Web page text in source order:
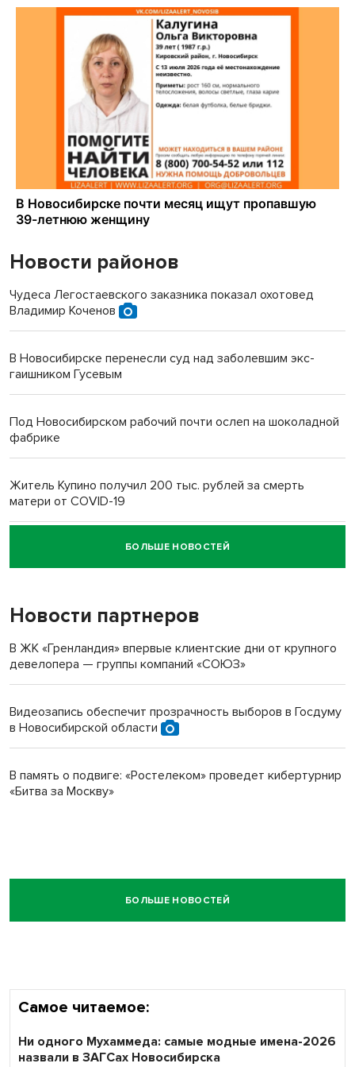
Новости районов
Чудеса Легостаевского заказника показал охотовед
Владимир Коченов
В Новосибирске перенесли суд над заболевшим экс-
гаишником Гусевым
Под Новосибирском рабочий почти ослеп на шоколадной
фабрике
Житель Купино получил 200 тыс. рублей за смерть
матери от COVID-19
Новосибирский суд наказал водителя за смерть
пенсионерки на вокзале
БОЛЬШЕ НОВОСТЕЙ
Новости партнеров
В ЖК «Гренландия» впервые клиентские дни от крупного
девелопера — группы компаний «СОЮЗ»
Видеозапись обеспечит прозрачность выборов в Госдуму
в Новосибирской области
В память о подвиге: «Ростелеком» проведет кибертурнир
«Битва за Москву»
БОЛЬШЕ НОВОСТЕЙ
Самое читаемое:
Ни одного Мухаммеда: самые модные имена-2026
назвали в ЗАГСах Новосибирска